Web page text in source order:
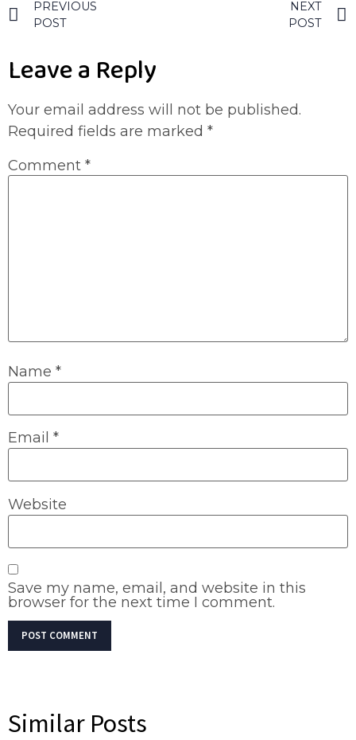
PREVIOUS
POST
NEXT
POST
Leave a Reply
Your email address will not be published.
Required fields are marked *
Comment *
Name *
Email *
Website
Save my name, email, and website in this
browser for the next time I comment.
Similar Posts